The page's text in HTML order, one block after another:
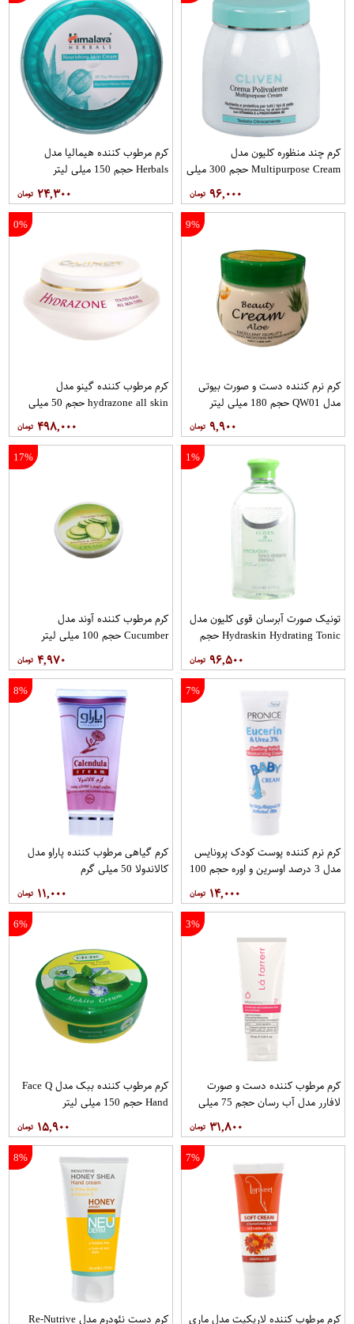
کرم چند منظوره کلیون مدل
Multipurpose Cream حجم 300 میلی
۹۶,۰۰۰
کرم مرطوب کننده هیمالیا مدل
Herbals حجم 150 میلی لیتر
۲۴,۳۰۰
9%
کرم نرم کننده دست و صورت بیوتی
مدل QW01 حجم 180 میلی لیتر
۹,۹۰۰
0%
کرم مرطوب کننده گینو مدل
hydrazone all skin حجم 50 میلی
۴۹۸,۰۰۰
1%
تونیک صورت آبرسان قوی کلیون مدل
Hydraskin Hydrating Tonic حجم
۹۶,۵۰۰
17%
کرم مرطوب کننده آوند مدل
Cucumber حجم 100 میلی لیتر
۴,۹۷۰
7%
کرم نرم کننده پوست کودک پرونایس
مدل 3 درصد اوسرین و اوره حجم 100
۱۴,۰۰۰
8%
کرم گیاهی مرطوب کننده پاراو مدل
کالاندولا 50 میلی گرم
۱۱,۰۰۰
3%
کرم مرطوب کننده دست و صورت
لافارر مدل آب رسان حجم 75 میلی
۳۱,۸۰۰
6%
کرم مرطوب کننده ببک مدل Face Q
Hand حجم 150 میلی لیتر
۱۵,۹۰۰
7%
کرم مرطوب کننده لاریکیت مدل ماری
8%
کرم دست نئودرم مدل Re-Nutrive